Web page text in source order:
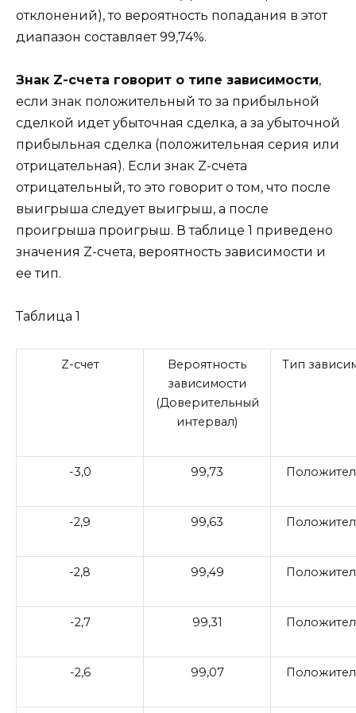
отклонений), то вероятность попадания в этот
диапазон составляет 99,74%.
Знак Z-счета говорит о типе зависимости,
если знак положительный то за прибыльной
сделкой идет убыточная сделка, а за убыточной
прибыльная сделка (положительная серия или
отрицательная). Если знак Z-счета
отрицательный, то это говорит о том, что после
выигрыша следует выигрыш, а после
проигрыша проигрыш. В таблице 1 приведено
значения Z-счета, вероятность зависимости и
ее тип.
Таблица 1
Z-счет
Вероятность
зависимости
(Доверительный
интервал)
Тип
-3,0 99,73
-2,9 99,63
-2,8 99,49
-2,7 99,31
-2,6 99,07